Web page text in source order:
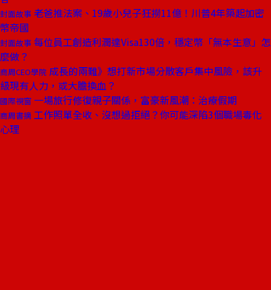
封面故事 老爸推法案、19歲小兒子狂撈11億！川普4年築起加密
幣帝國
封面故事 每位員工創造利潤達Visa130倍，穩定幣「無本生意」怎
麼做？
商周CEO學院 成長的兩難》想打新市場分散客戶集中風險，該升
級現有人力，或大膽換血？
國際視窗 一場旅行修復親子關係，富豪新風潮：治療假期
商周書摘 工作照單全收、沒想過拒絕？你可能深陷3個職場毒化
心理